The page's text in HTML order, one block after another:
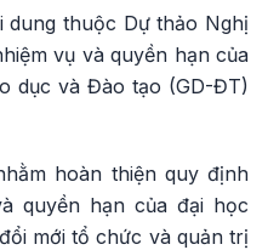
thuộc Dự thảo Nghị
vụ và quyền hạn của
dục và Đào tạo (GD-ĐT)
hoàn thiện quy định
quyền hạn của đại học
mới tổ chức và quản trị